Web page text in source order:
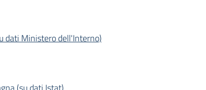
dati Ministero dell'Interno)